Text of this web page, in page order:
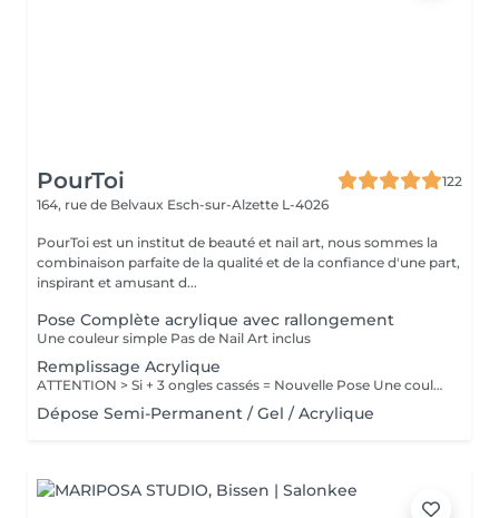
PourToi
122
164, rue de Belvaux Esch-sur-Alzette L-4026
PourToi est un institut de beauté et nail art, nous sommes la
combinaison parfaite de la qualité et de la confiance d'une part,
inspirant et amusant d...
Pose Complète acrylique avec rallongement
Une couleur simple Pas de Nail Art inclus
Remplissage Acrylique
ATTENTION > Si + 3 ongles cassés = Nouvelle Pose Une couleur simple Pas de Nail Art inclus
Dépose Semi-Permanent / Gel / Acrylique